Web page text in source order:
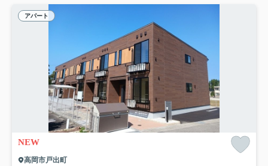
アパート
NEW
高岡市戸出町